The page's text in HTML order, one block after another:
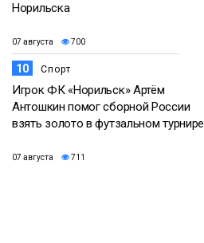
Норильска
07 августа 700
10 Спорт
Игрок ФК «Норильск» Артём
Антошкин помог сборной России
взять золото в футзальном турнире
07 августа 711